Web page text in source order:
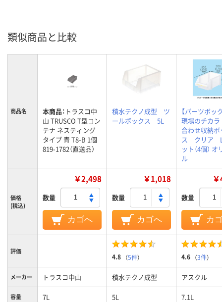
類似商品と比較
商品名 本商品： トラスコ中
山 TRUSCO T型コン
テナ ネスティング
タイプ 青 T8-B 1個
819-1782（直送品）
積水テクノ成型 ツ
ールボックス 5L
【パーツボ
現場のチカ
合わせ収納ボ
ス クリア
ット（4個）
ル
価格
(税込)
￥2,498
数量
カゴへ
￥1,018
数量
カゴへ
数量
カ
評価
4.8 （5件） 4.6 （3件）
メーカー トラスコ中山 積水テクノ成型 アスクル
容量 7L 5L 7.1L